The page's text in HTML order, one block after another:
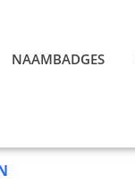
NAAMBADGES